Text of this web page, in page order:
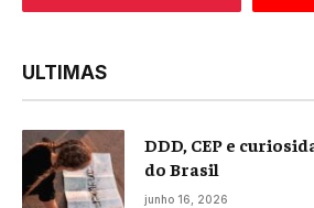
ULTIMAS
DDD, CEP e
do Brasil
junho 16, 2026